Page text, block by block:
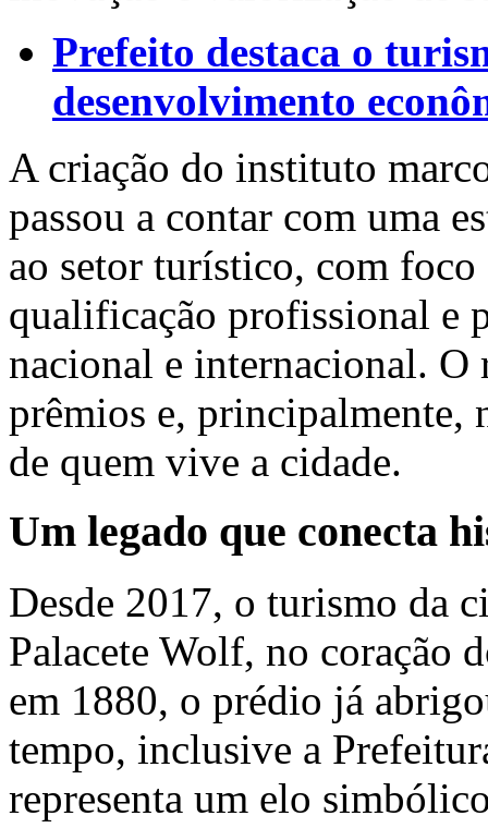
Prefeito destaca o
desenvolvimento
A criação do instituto
passou a contar com uma
ao setor turístico, com
qualificação profissional e
nacional e internacional. O
prêmios e, principalmente,
de quem vive a cidade.
Um legado que conecta
Desde 2017, o turismo da
Palacete Wolf, no coração
em 1880, o prédio já
tempo, inclusive a
representa um elo